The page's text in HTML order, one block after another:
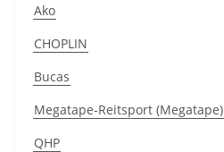
Ako
CHOPLIN
Bucas
Megatape-Reitsport (Megatape)
QHP